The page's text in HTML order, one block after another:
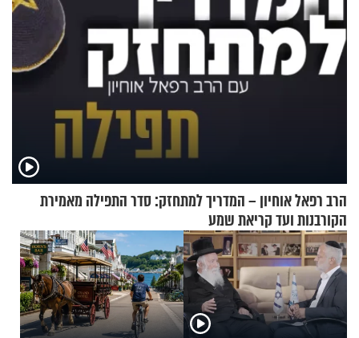
הרב רפאל אוחיון – המדריך למתחזק: סדר התפילה מאמירת
הקורבנות ועד קריאת שמע